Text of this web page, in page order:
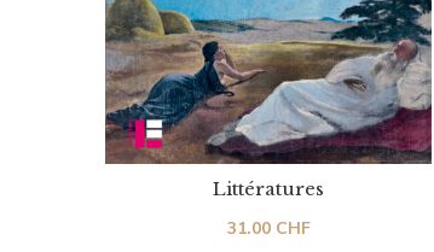
Littératures
31.00 CHF